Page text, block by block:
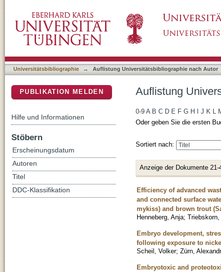
Universitätsbibliographie → Auflistung Universitätsbibliographie nach Autor
Auflistung
0-9 A B C D E F G H J K L
Oder geben Sie die ersten
Sortiert nach:
Anzeige der Dokumente 21-
Efficiency of advanced
and connected surface
mykiss) and brown trout
Henneberg, Anja; Triebskorn,
Embryo development,
following exposure to
Scheil, Volker; Zürn,
Embryotoxic and
PUBLIKATION MELDEN
Hilfe und Informationen
Stöbern
Erscheinungsdatum
Autoren
Titel
DDC-Klassifikation